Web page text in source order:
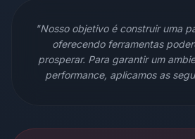
"Nosso objetivo é construir uma
oferecendo ferramentas
prosperar. Para garantir um
performance, aplicamos as